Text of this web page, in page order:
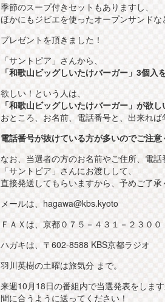
季節のスープ付きセットもありますし、
ほかにもジビエを使ったオープンサンドな
プレゼントを頂きました！
「サントピア」さんから、
「和歌山ビッグしいたけバーガー」3個入
欲しい！という人は、
「和歌山ビッグしいたけバーガー」が欲し
おところ、お名前、電話番号と、出来れば
電話番号が抜けている方が多いのでご注意
なお、当選者の方のお名前やご住所、電話
「サントピア」さんにお渡しして、
直接発送してもらいますから、予めご了承
メールは、hagawa@kbs.kyoto
ＦＡＸは、京都０７５－４３１－２３００
ハガキは、〒602-8588 KBS京都ラジオ
羽川英樹の土曜は旅気分 まで。
来週10月18日の番組内で当選発表をします
間に合うように送ってください！